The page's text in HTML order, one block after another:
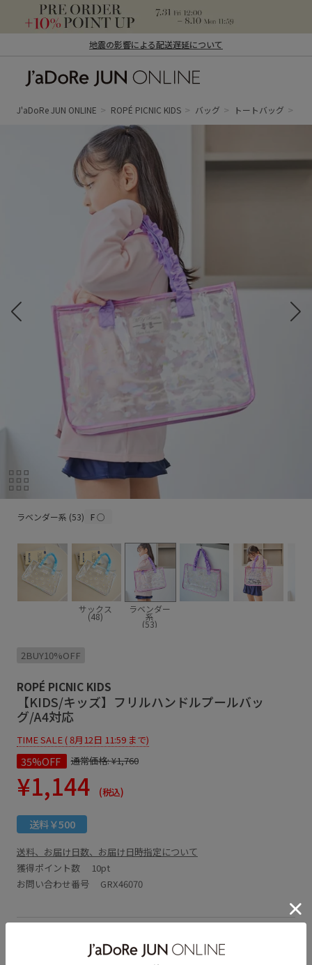
地震の影響による配送遅延について
ン オンライン）
J'aDoRe JUN ONLINE ROPÉ PICNIC KIDS バッグ トートバッグ
ラベンダー系 (53) F○
サックス
(48)
ラベンダー
系
(53)
2BUY10%OFF
ROPÉ PICNIC KIDS
【KIDS/キッズ】フリルハンドルプールバッ
グ/A4対応
TIME SALE ( 8月12日 11:59 まで)
35%OFF 通常価格:¥1,760
¥1,144 (税込)
送料￥500
送料、お届け日数、お届け日時指定について
獲得ポイント数
10pt
お問い合わせ番号 GRX46070